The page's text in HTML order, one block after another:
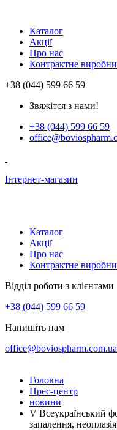
Каталог
Акції
Про нас
Контрактне
+38 (044) 599 66 59
Звяжітся з нами!
+38 (044) 599 66 59
Інтернет-магазин
Каталог
Акції
Про нас
Контрактне
Відділ роботи з клієнтами
+38 (044) 599 66 59
Напишіть нам
office@boviospharm.com.ua
Головна
Прес-центр
новини
V Всеукраїнський
запалення,